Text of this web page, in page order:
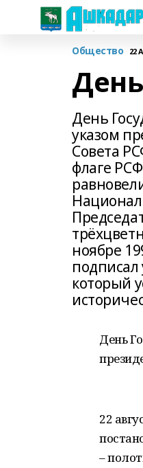
Общество 22
День
указом
Совета
флаге
ноябре
подписал
который
День
22
–